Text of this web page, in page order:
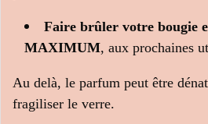
Faire brûler votre bougie
MAXIMUM, aux prochaines
Au delà, le parfum peut être
fragiliser le verre.